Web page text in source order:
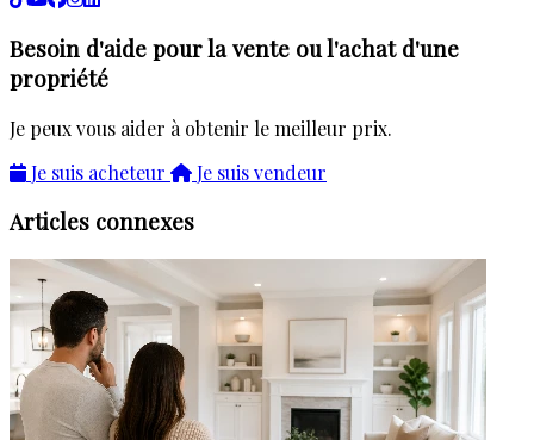
Besoin d'aide pour la vente ou l'achat d'une
propriété
Je peux vous aider à obtenir le meilleur prix.
Je suis acheteur
Je suis vendeur
Articles connexes